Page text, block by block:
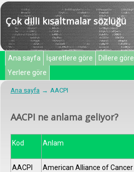
Çok dilli kısaltmalar sözlüğü
Ana sayfa İşaretlere göre Dillere göre
Yerlere göre
Ana sayfa AACPI
AACPI ne anlama geliyor?
Kod Anlam
AACPI
American Alliance of Cancer